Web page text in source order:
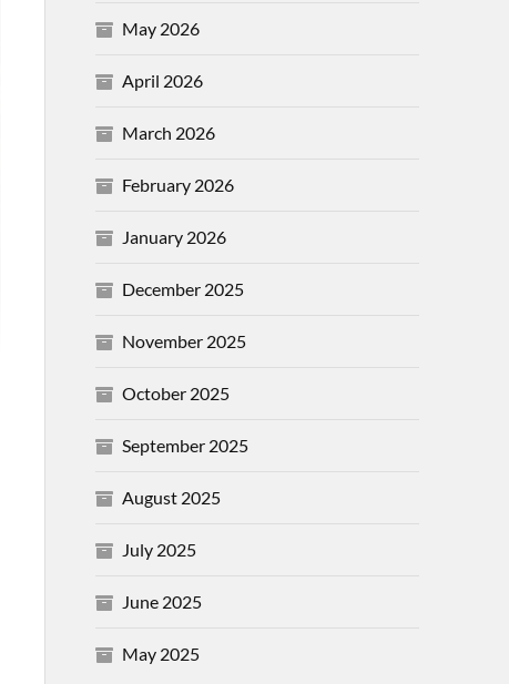
May 2026
April 2026
March 2026
February 2026
January 2026
December 2025
November 2025
October 2025
September 2025
August 2025
July 2025
June 2025
May 2025